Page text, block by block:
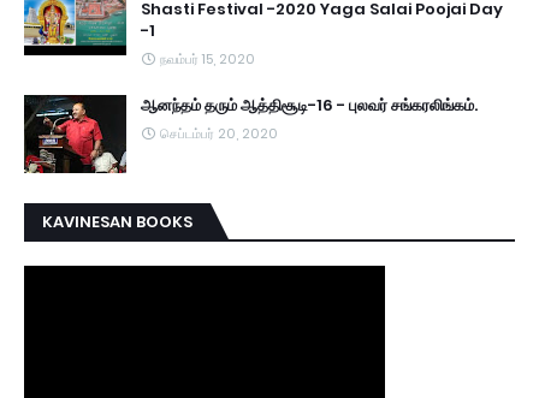
Shasti Festival -2020 Yaga Salai Poojai Day
-1
நவம்பர் 15, 2020
ஆனந்தம் தரும் ஆத்திசூடி-16 - புலவர் சங்கரலிங்கம்.
செப்டம்பர் 20, 2020
KAVINESAN BOOKS